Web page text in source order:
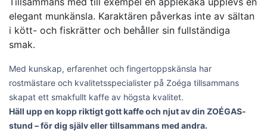
elegant munkänsla. Karaktären påverkas inte av sältan
i kött- och fiskrätter och behåller sin fullständiga
smak.
Med kunskap, erfarenhet och fingertoppskänsla har
rostmästare och kvalitetsspecialister på Zoéga tillsammans
skapat ett smakfullt kaffe av högsta kvalitet.
Häll upp en kopp riktigt gott kaffe och njut av din ZOÉGAS-
stund – för dig själv eller tillsammans med andra.